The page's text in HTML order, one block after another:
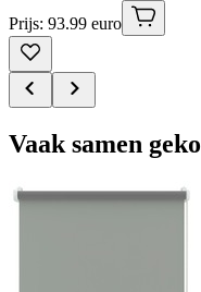
Prijs: 93.99 euro
Vaak samen